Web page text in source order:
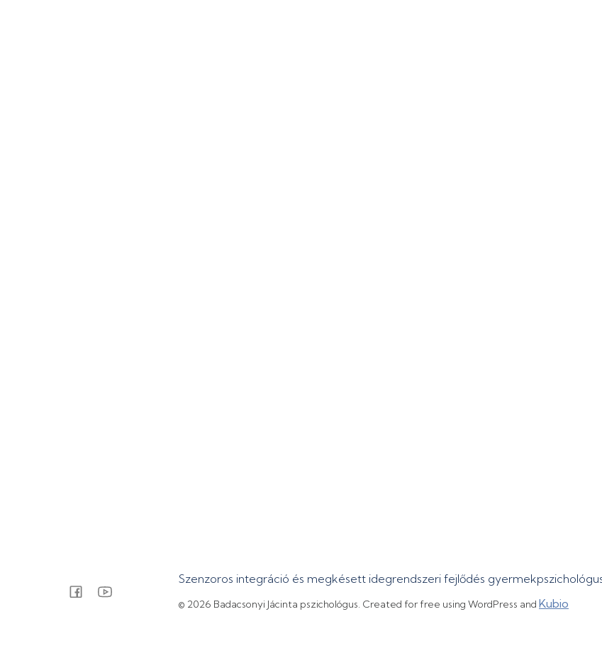
Szenzoros integráció és megkésett idegrendszeri fejlődés
© 2026 Badacsonyi Jácinta pszichológus. Created for free using WordPress and Kubio